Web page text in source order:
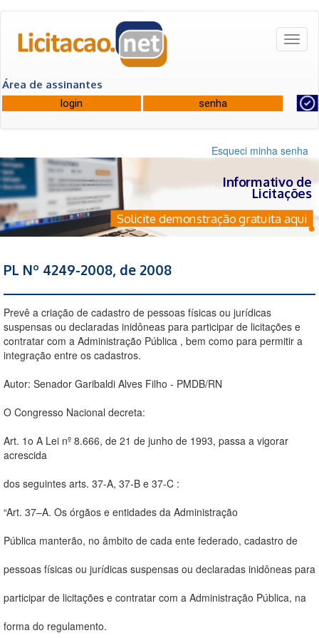
Área de assinantes
Esqueci minha senha
Informativo de
Licitações
Solicite demonstração gratuita aqui
PL Nº 4249-2008, de 2008
Prevê a criação de cadastro de pessoas físicas ou jurídicas
suspensas ou declaradas inidôneas para participar de licitações e
contratar com a Administração Pública , bem como para permitir a
integração entre os cadastros.
Autor: Senador Garibaldi Alves Filho - PMDB/RN
O Congresso Nacional decreta:
Art. 1o A Lei nº 8.666, de 21 de junho de 1993, passa a vigorar
acrescida
dos seguintes arts. 37-A, 37-B e 37-C :
“Art. 37–A. Os órgãos e entidades da Administração
Pública manterão, no âmbito de cada ente federado, cadastro de
pessoas físicas ou jurídicas suspensas ou declaradas inidôneas para
participar de licitações e contratar com a Administração Pública, na
forma do regulamento.